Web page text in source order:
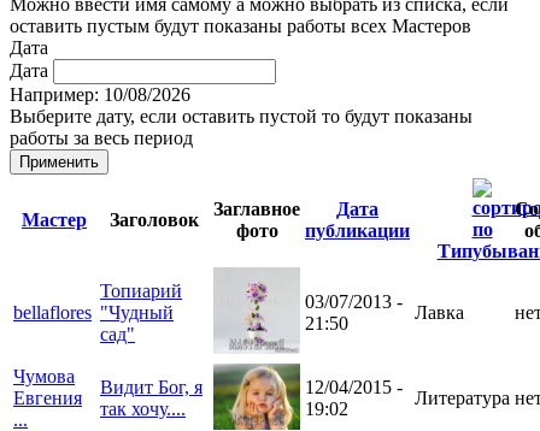
оставить пустым будут показаны работы всех Мастеров
Дата
Дата
Например: 10/08/2026
Выберите дату, если оставить пустой то будут показаны
работы за весь период
Мастер Заголовок
Заглавное
фото
Дата
публикации
Тип
bellaflores
Топиарий
"Чудный
сад"
03/07/2013 -
21:50
Лавка
Чумова
Евгения
...
Видит Бог, я
так хочу....
12/04/2015 -
19:02
Литература